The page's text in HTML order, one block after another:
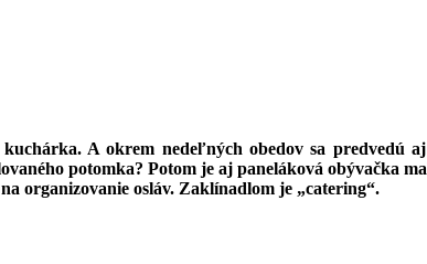
A okrem nedeľných obedov sa
potomka? Potom je aj paneláková obývačka
organizovanie osláv. Zaklínadlom je „catering“.